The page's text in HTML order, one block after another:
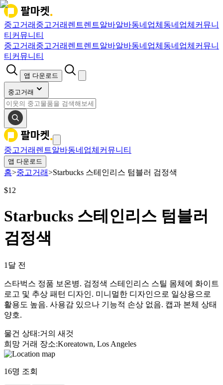
중고거래 중고거래 렌트렌트알바알바동네업체 동네업체 커뮤니
티 커뮤니티
중고거래 중고거래 렌트렌트알바알바동네업체 동네업체 커뮤니
티 커뮤니티
앱 다운로드
중고거래
중고거래 렌트알바동네업체 커뮤니티
앱 다운로드
홈>중고거래>Starbucks 스테인리스 텀블러 검정색
$12
Starbucks 스테인리스 텀블러
검정색
1달 전
스타벅스 정품 보온병. 검정색 스테인리스 스틸 몸체에 화이트
로고 및 추상 패턴 디자인. 미니멀한 디자인으로 일상용으로
활용도 높음. 사용감 있으나 기능적 손상 없음. 캡과 본체 상태
양호.
물건 상태 :거의 새것
희망 거래 장소:Koreatown, Los Angeles
16명 조회